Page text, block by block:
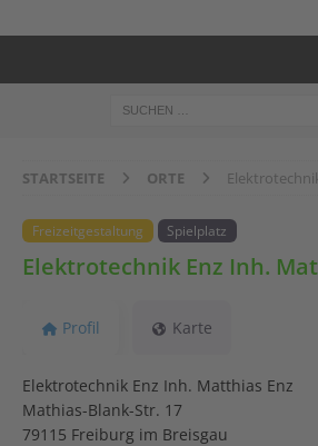
STARTSEITE ORTE
Freizeitgestaltung Spielplatz
Elektrotechnik Enz Inh.
Profil Karte
Elektrotechnik Enz Inh. Matthias Enz
Mathias-Blank-Str. 17
79115 Freiburg im Breisgau